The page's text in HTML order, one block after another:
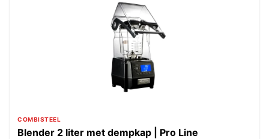
COMBISTEEL
Blender 2 liter met dempkap | Pro Line